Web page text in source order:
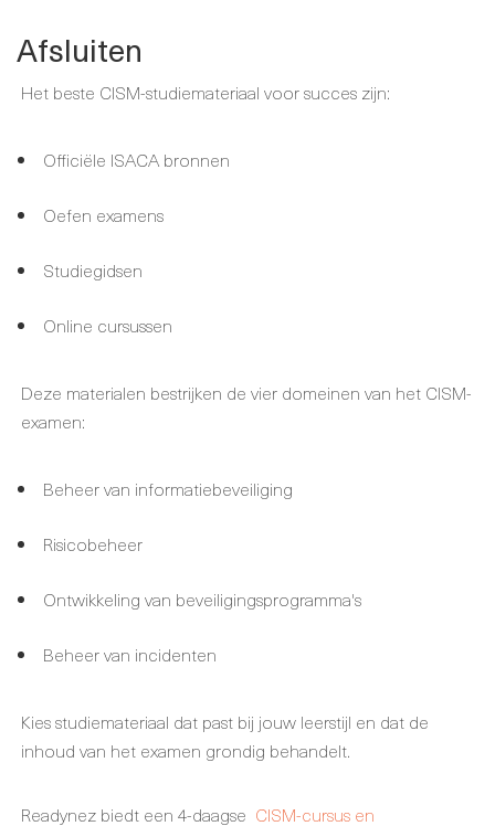
Afsluiten
Het beste CISM-studiemateriaal voor succes zijn:
Officiële ISACA bronnen
Oefen examens
Studiegidsen
Online cursussen
Deze materialen bestrijken de vier domeinen van het CISM-
examen:
Beheer van informatiebeveiliging
Risicobeheer
Ontwikkeling van beveiligingsprogramma's
Beheer van incidenten
Kies studiemateriaal dat past bij jouw leerstijl en dat de
inhoud van het examen grondig behandelt.
Readynez biedt een 4-daagse CISM-cursus en